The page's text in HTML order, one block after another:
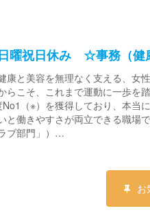
曜祝日休み ☆事務（健
康と美容を無理なく支える、女
らこそ、これまで運動に一歩を
（※）を獲得しており、本当
と働きやすさが両立できる職
部門」）
運動・健康にかかわりたい。お